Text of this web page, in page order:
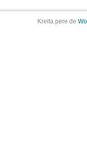
Kreita pere de